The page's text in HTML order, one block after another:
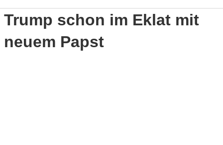
Trump schon im Eklat mit
neuem Papst